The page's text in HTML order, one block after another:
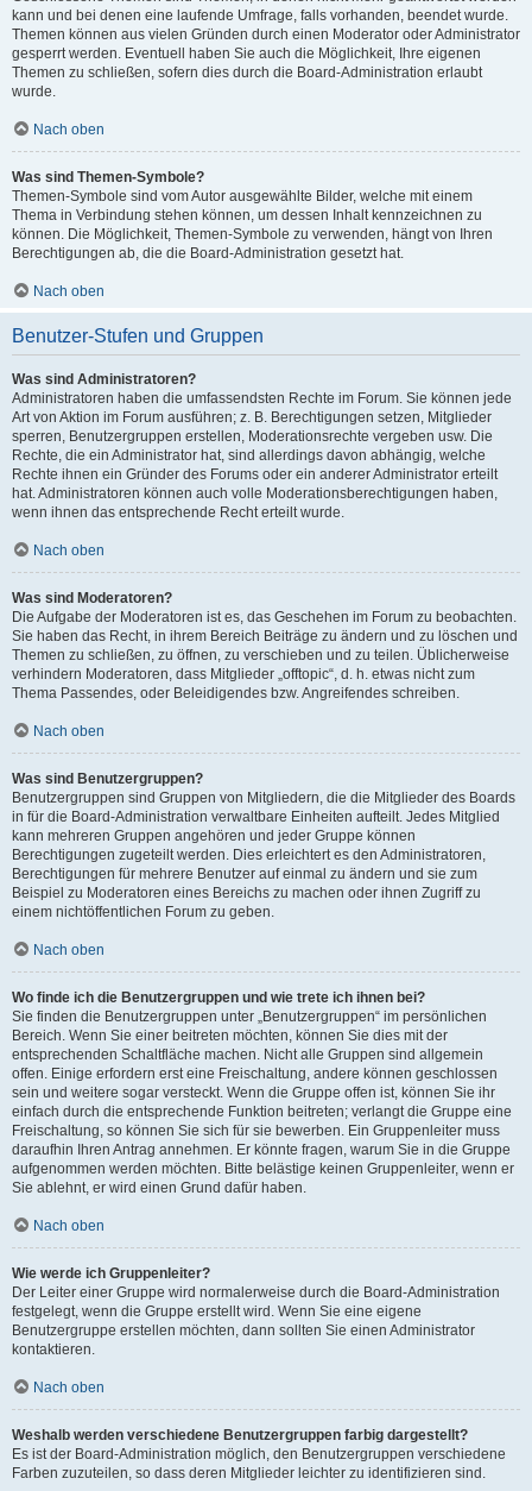
kann und bei denen eine laufende Umfrage, falls vorhanden, beendet wurde.
Themen können aus vielen Gründen durch einen Moderator oder Administrator
gesperrt werden. Eventuell haben Sie auch die Möglichkeit, Ihre eigenen
Themen zu schließen, sofern dies durch die Board-Administration erlaubt
wurde.
Nach oben
Was sind Themen-Symbole?
Themen-Symbole sind vom Autor ausgewählte Bilder, welche mit einem
Thema in Verbindung stehen können, um dessen Inhalt kennzeichnen zu
können. Die Möglichkeit, Themen-Symbole zu verwenden, hängt von Ihren
Berechtigungen ab, die die Board-Administration gesetzt hat.
Nach oben
Benutzer-Stufen und Gruppen
Was sind Administratoren?
Administratoren haben die umfassendsten Rechte im Forum. Sie können jede
Art von Aktion im Forum ausführen; z. B. Berechtigungen setzen, Mitglieder
sperren, Benutzergruppen erstellen, Moderationsrechte vergeben usw. Die
Rechte, die ein Administrator hat, sind allerdings davon abhängig, welche
Rechte ihnen ein Gründer des Forums oder ein anderer Administrator erteilt
hat. Administratoren können auch volle Moderationsberechtigungen haben,
wenn ihnen das entsprechende Recht erteilt wurde.
Nach oben
Was sind Moderatoren?
Die Aufgabe der Moderatoren ist es, das Geschehen im Forum zu beobachten.
Sie haben das Recht, in ihrem Bereich Beiträge zu ändern und zu löschen und
Themen zu schließen, zu öffnen, zu verschieben und zu teilen. Üblicherweise
verhindern Moderatoren, dass Mitglieder „offtopic“, d. h. etwas nicht zum
Thema Passendes, oder Beleidigendes bzw. Angreifendes schreiben.
Nach oben
Was sind Benutzergruppen?
Benutzergruppen sind Gruppen von Mitgliedern, die die Mitglieder des Boards
in für die Board-Administration verwaltbare Einheiten aufteilt. Jedes Mitglied
kann mehreren Gruppen angehören und jeder Gruppe können
Berechtigungen zugeteilt werden. Dies erleichtert es den Administratoren,
Berechtigungen für mehrere Benutzer auf einmal zu ändern und sie zum
Beispiel zu Moderatoren eines Bereichs zu machen oder ihnen Zugriff zu
einem nichtöffentlichen Forum zu geben.
Nach oben
Wo finde ich die Benutzergruppen und wie trete ich ihnen bei?
Sie finden die Benutzergruppen unter „Benutzergruppen“ im persönlichen
Bereich. Wenn Sie einer beitreten möchten, können Sie dies mit der
entsprechenden Schaltfläche machen. Nicht alle Gruppen sind allgemein
offen. Einige erfordern erst eine Freischaltung, andere können geschlossen
sein und weitere sogar versteckt. Wenn die Gruppe offen ist, können Sie ihr
einfach durch die entsprechende Funktion beitreten; verlangt die Gruppe eine
Freischaltung, so können Sie sich für sie bewerben. Ein Gruppenleiter muss
daraufhin Ihren Antrag annehmen. Er könnte fragen, warum Sie in die Gruppe
aufgenommen werden möchten. Bitte belästige keinen Gruppenleiter, wenn er
Sie ablehnt, er wird einen Grund dafür haben.
Nach oben
Wie werde ich Gruppenleiter?
Der Leiter einer Gruppe wird normalerweise durch die Board-Administration
festgelegt, wenn die Gruppe erstellt wird. Wenn Sie eine eigene
Benutzergruppe erstellen möchten, dann sollten Sie einen Administrator
kontaktieren.
Nach oben
Weshalb werden verschiedene Benutzergruppen farbig dargestellt?
Es ist der Board-Administration möglich, den Benutzergruppen verschiedene
Farben zuzuteilen, so dass deren Mitglieder leichter zu identifizieren sind.